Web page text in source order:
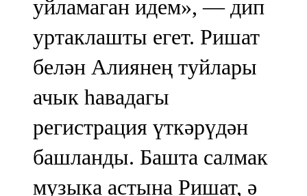
уйламаган идем», — дип
уртаклашты егет. Ришат
белән Алиянең туйлары
ачык һавадагы
регистрация үткәрүдән
башланды. Башта салмак
музыка астына Ришат, ә